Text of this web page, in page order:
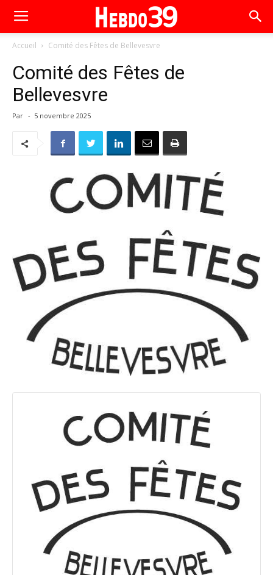
Accueil Comité des Fêtes de Bellevesvre
Comité des Fêtes de
Bellevesvre
Par - 5 novembre 2025